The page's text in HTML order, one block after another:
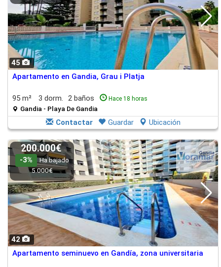
45
Apartamento en Gandia, Grau i Platja
95 m² 3 dorm. 2 baños Hace 18 horas
Gandia - Playa De Gandia
Contactar Guardar Ubicación
42
200.000€
-3%
Ha bajado
5.000€
Apartamento seminuevo en Gandía, zona universitaria